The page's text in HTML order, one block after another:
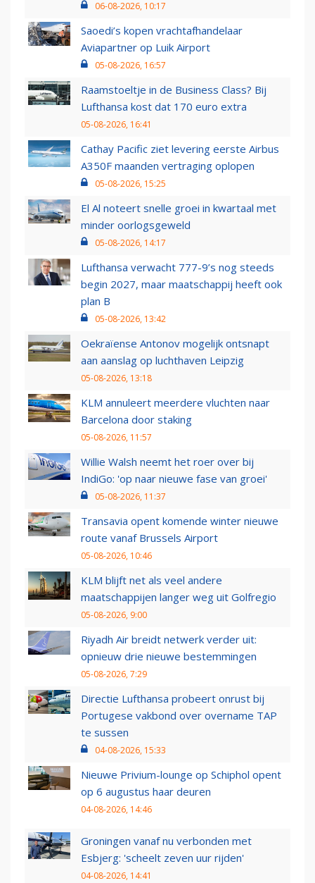
06-08-2026, 10:17
Saoedi’s kopen vrachtafhandelaar
Aviapartner op Luik Airport
05-08-2026, 16:57
Raamstoeltje in de Business Class? Bij
Lufthansa kost dat 170 euro extra
05-08-2026, 16:41
Cathay Pacific ziet levering eerste Airbus
A350F maanden vertraging oplopen
05-08-2026, 15:25
El Al noteert snelle groei in kwartaal met
minder oorlogsgeweld
05-08-2026, 14:17
Lufthansa verwacht 777-9’s nog steeds
begin 2027, maar maatschappij heeft ook
plan B
05-08-2026, 13:42
Oekraïense Antonov mogelijk ontsnapt
aan aanslag op luchthaven Leipzig
05-08-2026, 13:18
KLM annuleert meerdere vluchten naar
Barcelona door staking
05-08-2026, 11:57
Willie Walsh neemt het roer over bij
IndiGo: 'op naar nieuwe fase van groei'
05-08-2026, 11:37
Transavia opent komende winter nieuwe
route vanaf Brussels Airport
05-08-2026, 10:46
KLM blijft net als veel andere
maatschappijen langer weg uit Golfregio
05-08-2026, 9:00
Riyadh Air breidt netwerk verder uit:
opnieuw drie nieuwe bestemmingen
05-08-2026, 7:29
Directie Lufthansa probeert onrust bij
Portugese vakbond over overname TAP
te sussen
04-08-2026, 15:33
Nieuwe Privium-lounge op Schiphol opent
op 6 augustus haar deuren
04-08-2026, 14:46
Groningen vanaf nu verbonden met
Esbjerg: 'scheelt zeven uur rijden'
04-08-2026, 14:41